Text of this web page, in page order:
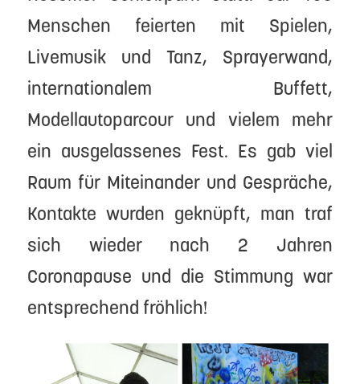
Menschen feierten mit Spielen,
Livemusik und Tanz, Sprayerwand,
internationalem Buffett,
Modellautoparcour und vielem mehr
ein ausgelassenes Fest. Es gab viel
Raum für Miteinander und Gespräche,
Kontakte wurden geknüpft, man traf
sich wieder nach 2 Jahren
Coronapause und die Stimmung war
entsprechend fröhlich!